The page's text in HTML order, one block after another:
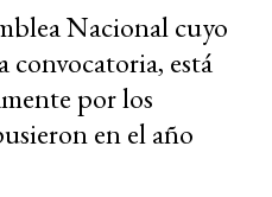
Nacional cuyo
convocatoria, está
por los
en el año